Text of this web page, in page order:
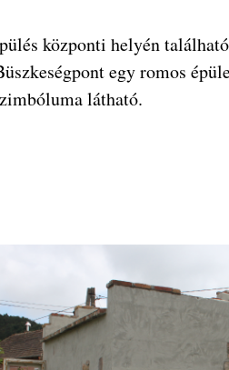
központi helyén
egy romos
látható.